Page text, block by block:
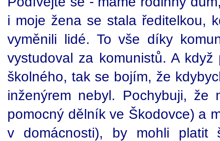
i moje žena se stala ředitelkou,
vyměnili lidé. To vše díky
vystudoval za komunistů. A
školného, tak se bojím, že
inženýrem nebyl. Pochybuji,
pomocný dělník ve Škodovce) a
v domácnosti), by mohli platit